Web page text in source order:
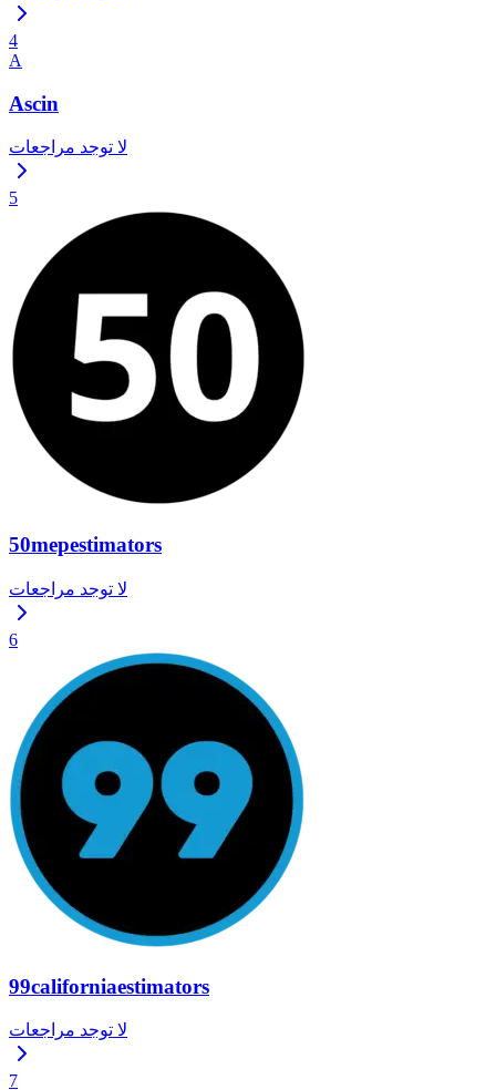
4
A
Ascin
لا توجد مراجعات
5
50mepestimators
لا توجد مراجعات
6
99californiaestimators
لا توجد مراجعات
7